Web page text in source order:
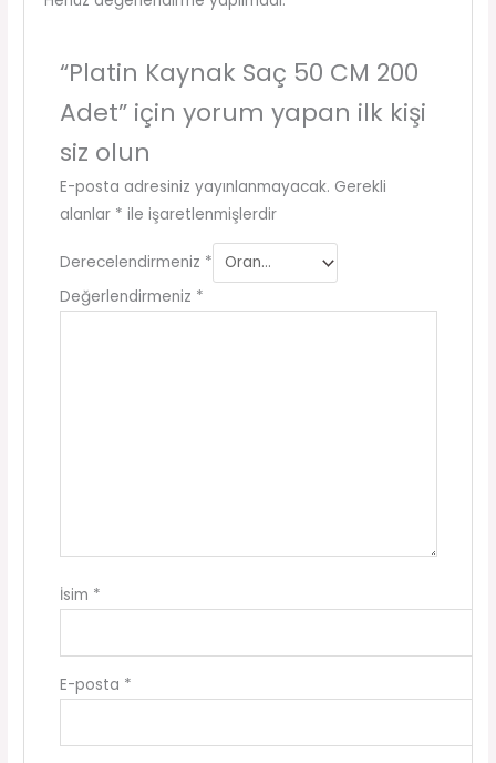
“Platin Kaynak Saç 50 CM 200
Adet” için yorum yapan ilk kişi
siz olun
E-posta adresiniz yayınlanmayacak. Gerekli
alanlar * ile işaretlenmişlerdir
Derecelendirmeniz *
Değerlendirmeniz *
İsim *
E-posta *